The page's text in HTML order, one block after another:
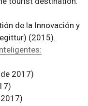
de la Innovación y
(2015).
2017)